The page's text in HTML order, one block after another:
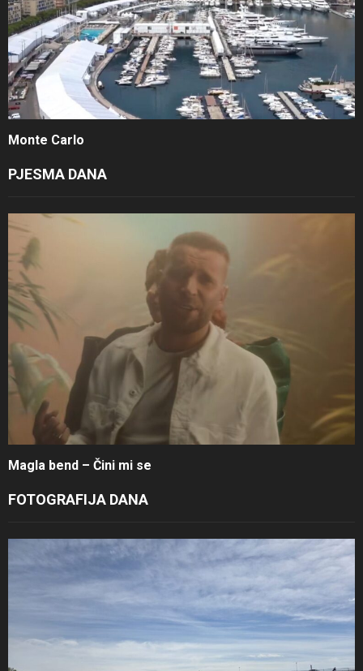
Monte Carlo
PJESMA DANA
Magla bend – Čini mi se
FOTOGRAFIJA DANA